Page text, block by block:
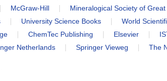
McGraw-Hill Mineralogical Society of
University Science Books World
ChemTec Publishing Elsevier
Netherlands Springer Vieweg The